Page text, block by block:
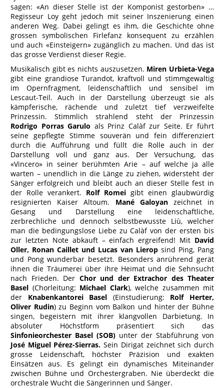
sagen: «An dieser Stelle ist der Komponist gestorben» …
Regisseur Loy geht jedoch mit seiner Inszenierung einen
anderen Weg. Dabei gelingt es ihm, die Geschichte ohne
grossen symbolischen Firlefanz konsequent zu erzählen
und auch «Einsteigern» zugänglich zu machen. Und das ist
das grosse Verdienst dieser Regie.
Musikalisch gibt es nichts auszusetzen. Miren Urbieta-Vega
gibt eine grandiose Turandot, kraftvoll und stimmgewaltig
im Opernfragment, leidenschaftlich und sensibel im
Lescaut-Teil. Auch in der Darstellung überzeugt sie als
kämpferische, rächende und zuletzt tief verzweifelte
Prinzessin. Stimmlich strahlend steht der Prinzessin
Rodrigo Porras Garulo als Prinz Calàf zur Seite. Er führt
seine gepflegte Stimme souverän und fein differenziert
durch die Aufführung und füllt die Rolle auch in der
Darstellung voll und ganz aus. Der Versuchung, das
«Vincero» in seiner berühmten Arie – auf welche ja alle
warten – unendlich in die Länge zu ziehen, widersteht der
Sänger erfolgreich und bleibt auch an dieser Stelle fest in
der Rolle verankert. Rolf Romei gibt einen glaubwürdig
resignierten Kaiser Altoum. Mané Galoyanzeichnet in
Gesang und Darstellung eine leidenschaftliche,
zerbrechliche und dennoch selbstbewusste Liù, welcher
man die bedingungslose Liebe zu Calàf von der ersten bis
zur letzten Note abkauft – einfach ergreifend! Mit David
Oller, Ronan Caillet und Lucas van Lierop sind Ping, Pang
und Pong wunderbar besetzt. Besonders anrührend gerät
ihnen die Träumerei über ihre Heimat und die Sehnsucht
nach Frieden. Der Chor und der Extrachor des Theater
Basel (Chorleitung: Michael Clark), welche zusammen mit
der Knabenkantorei Basel (Einstudierung: Rolf Herter,
Oliver Rudin) zu Beginn vom Balkon und hinter der Bühne
singen, begeistern mit ihrer klangvollen Darbietung. In
absoluter Höchstform präsentiert sich das
Sinfonieorchester Basel (SOB) unter der Stabführung von
José Miguel Pérez-Sierras. Sein Dirigat zeichnet sich durch
grosse Leidenschaft, höchster Präzision und exakten
Einsätzen aus. Es gelingt ein dynamisches Miteinander
zwischen Bühne und Orchestergraben. Nie überdeckt die
orchestrale Wucht die Sängerinnen und Sänger.